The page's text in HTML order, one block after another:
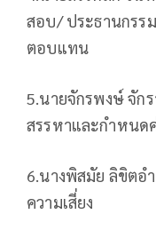
สอบ/ ประธานกรร
ตอบแทน
5.นายจักรพงษ์ จัก
สรรหาและกำหน
6.นางพิสมัย ลิขิตอ
ความเสี่ยง